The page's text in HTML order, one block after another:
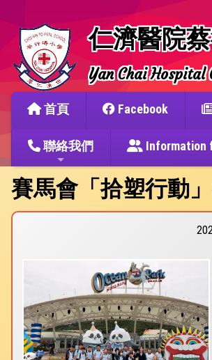
仁濟醫院
Yan Chai Hospital
首頁 Facebook
聯絡我們 Information
賽馬會「拾塑行動